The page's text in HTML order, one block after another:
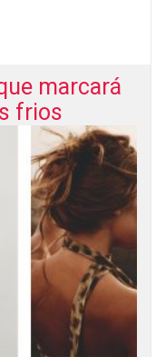
marcará
frios